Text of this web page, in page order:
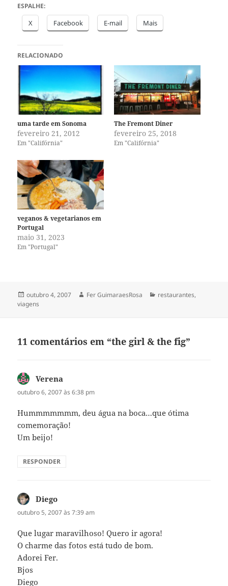
ESPALHE:
X Facebook E-mail Mais
RELACIONADO
uma tarde em Sonoma
fevereiro 21, 2012
Em "Califórnia"
The Fremont Diner
fevereiro 25, 2018
Em "Califórnia"
veganos & vegetarianos em
Portugal
maio 31, 2023
Em "Portugal"
Publicado
em
outubro 4, 2007 Autor
Fer GuimaraesRosa Categorias
restaurantes,
viagens
11 comentários em “the girl & the fig”
Verena
outubro 6, 2007 às 6:38 pm
Hummmmmmm, deu água na boca…que ótima
comemoração!
Um beijo!
RESPONDER
Diego
outubro 5, 2007 às 7:39 am
Que lugar maravilhoso! Quero ir agora!
O charme das fotos está tudo de bom.
Adorei Fer.
Bjos
Diego